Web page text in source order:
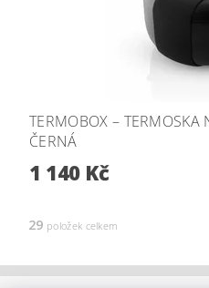
TERMOBOX – TERMOSKA
ČERNÁ
1 140 Kč
29 položek celkem